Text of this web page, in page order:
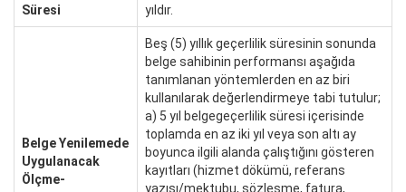
Süresi
yıldır.
Belge Yenilemede
Uygulanacak
Ölçme-
Beş (5) yıllık geçerlilik süresinin sonunda
belge sahibinin performansı aşağıda
tanımlanan yöntemlerden en az biri
kullanılarak değerlendirmeye tabi tutulur;
a) 5 yıl belgegeçerlilik süresi içerisinde
toplamda en az iki yıl veya son altı ay
boyunca ilgili alanda çalıştığını gösteren
kayıtları (hizmet dökümü, referans
yazısı/mektubu, sözleşme, fatura,